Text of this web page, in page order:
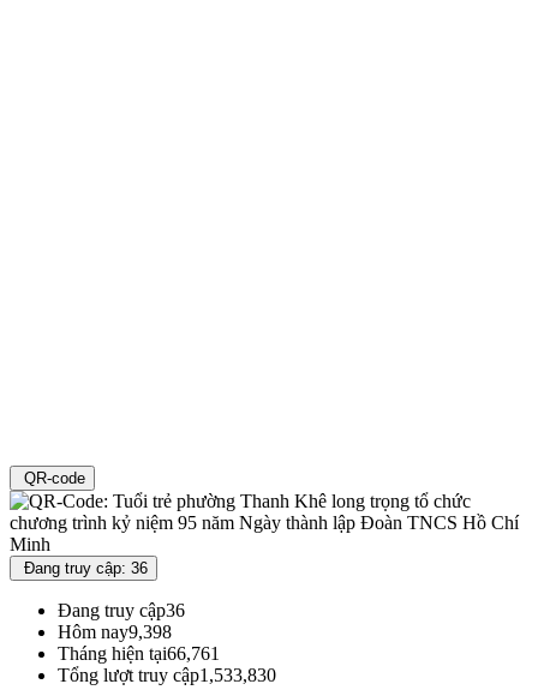
QR-code
Đang truy cập: 36
Đang truy cập36
Hôm nay9,398
Tháng hiện tại66,761
Tổng lượt truy cập1,533,830